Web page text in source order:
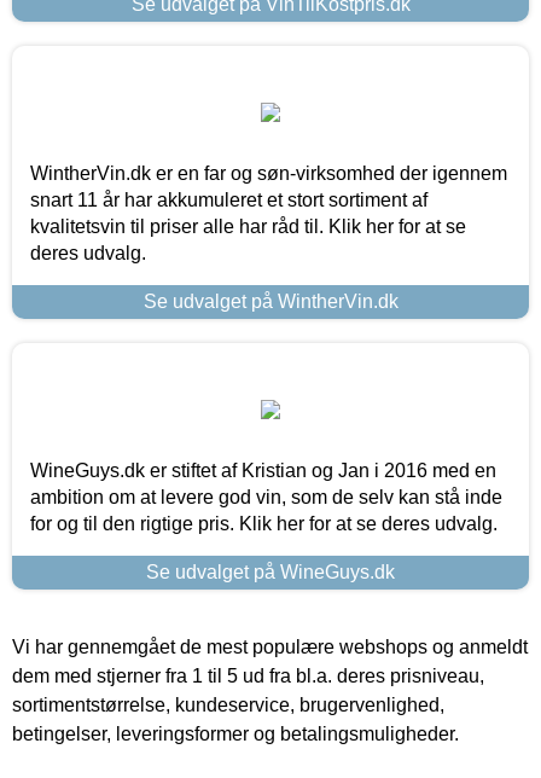
WintherVin.dk er en far og søn-virksomhed der igennem
snart 11 år har akkumuleret et stort sortiment af
kvalitetsvin til priser alle har råd til. Klik her for at se
deres udvalg.
Se udvalget på WintherVin.dk
WineGuys.dk er stiftet af Kristian og Jan i 2016 med en
ambition om at levere god vin, som de selv kan stå inde
for og til den rigtige pris. Klik her for at se deres udvalg.
Se udvalget på WineGuys.dk
Vi har gennemgået de mest populære webshops og anmeldt
dem med stjerner fra 1 til 5 ud fra bl.a. deres prisniveau,
sortimentstørrelse, kundeservice, brugervenlighed,
betingelser, leveringsformer og betalingsmuligheder.